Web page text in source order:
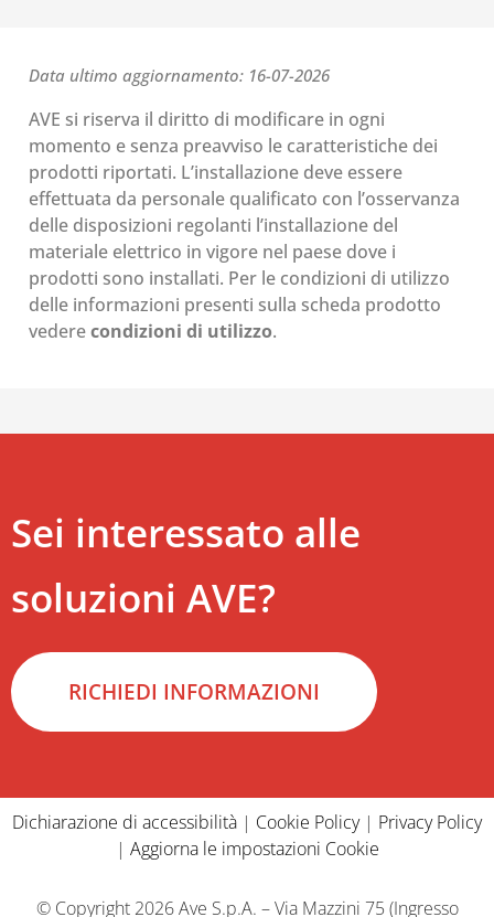
Data ultimo aggiornamento: 16-07-2026
AVE si riserva il diritto di modificare in ogni
momento e senza preavviso le caratteristiche dei
prodotti riportati. L’installazione deve essere
effettuata da personale qualificato con l’osservanza
delle disposizioni regolanti l’installazione del
materiale elettrico in vigore nel paese dove i
prodotti sono installati. Per le condizioni di utilizzo
delle informazioni presenti sulla scheda prodotto
vederecondizioni di utilizzo.
Sei interessato alle
soluzioni AVE?
RICHIEDI INFORMAZIONI
Dichiarazione di accessibilità | Cookie Policy| Privacy Policy
| Aggiorna le impostazioni Cookie
© Copyright 2026 Ave S.p.A. – Via Mazzini 75 (Ingresso